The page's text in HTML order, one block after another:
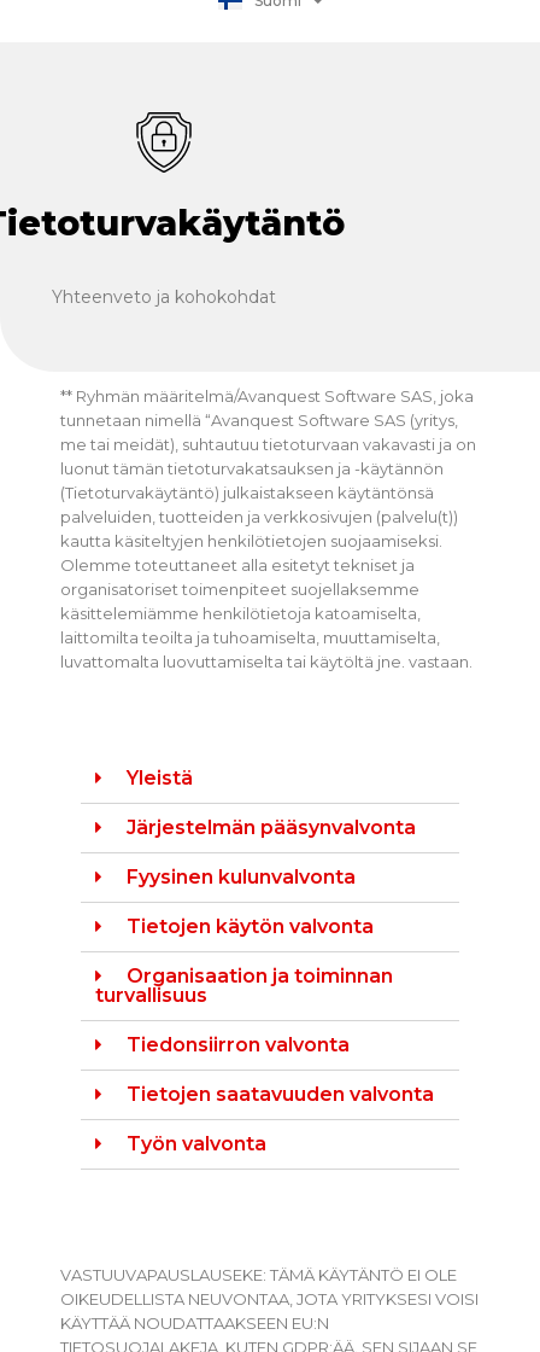
Yhteenveto ja kohokohdat
** Ryhmän määritelmä/Avanquest Software SAS, joka
tunnetaan nimellä “Avanquest Software SAS (yritys,
me tai meidät), suhtautuu tietoturvaan vakavasti ja on
luonut tämän tietoturvakatsauksen ja -käytännön
(Tietoturvakäytäntö) julkaistakseen käytäntönsä
palveluiden, tuotteiden ja verkkosivujen (palvelu(t))
kautta käsiteltyjen henkilötietojen suojaamiseksi.
Olemme toteuttaneet alla esitetyt tekniset ja
organisatoriset toimenpiteet suojellaksemme
käsittelemiämme henkilötietoja katoamiselta,
laittomilta teoilta ja tuhoamiselta, muuttamiselta,
luvattomalta luovuttamiselta tai käytöltä jne. vastaan.
Yleistä
Järjestelmän pääsynvalvonta
Fyysinen kulunvalvonta
Tietojen käytön valvonta
Organisaation ja toiminnan
turvallisuus
Tiedonsiirron valvonta
Tietojen saatavuuden valvonta
Työn valvonta
VASTUUVAPAUSLAUSEKE: TÄMÄ KÄYTÄNTÖ EI OLE
OIKEUDELLISTA NEUVONTAA, JOTA YRITYKSESI VOISI
KÄYTTÄÄ NOUDATTAAKSEEN EU:N
TIETOSUOJALAKEJA, KUTEN GDPR:ÄÄ. SEN SIJAAN SE